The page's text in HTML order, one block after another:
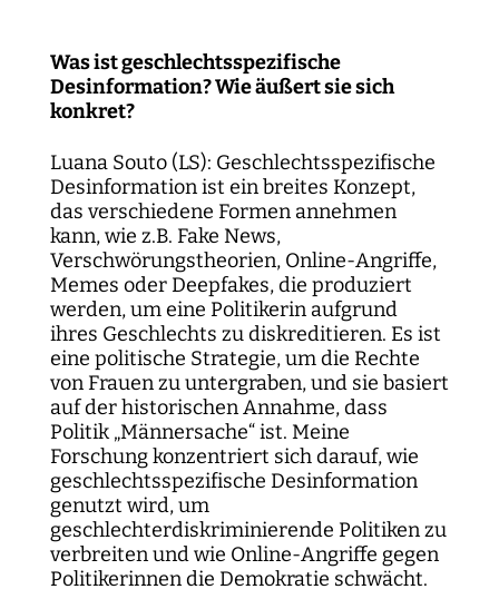
Was ist geschlechtsspezifische
Desinformation? Wie äußert sie sich
konkret?
Luana Souto (LS): Geschlechtsspezifische
Desinformation ist ein breites Konzept,
das verschiedene Formen annehmen
kann, wie z.B. Fake News,
Verschwörungstheorien, Online-Angriffe,
Memes oder Deepfakes, die produziert
werden, um eine Politikerin aufgrund
ihres Geschlechts zu diskreditieren. Es ist
eine politische Strategie, um die Rechte
von Frauen zu untergraben, und sie basiert
auf der historischen Annahme, dass
Politik „Männersache“ ist. Meine
Forschung konzentriert sich darauf, wie
geschlechtsspezifische Desinformation
genutzt wird, um
geschlechterdiskriminierende Politiken zu
verbreiten und wie Online-Angriffe gegen
Politikerinnen die Demokratie schwächt.